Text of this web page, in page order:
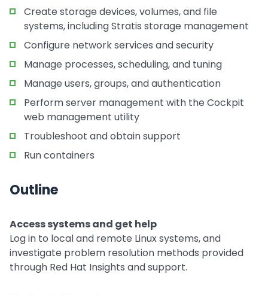
Create storage devices, volumes, and file
systems, including Stratis storage management
Configure network services and security
Manage processes, scheduling, and tuning
Manage users, groups, and authentication
Perform server management with the Cockpit
web management utility
Troubleshoot and obtain support
Run containers
Outline
Access systems and get help
Log in to local and remote Linux systems, and
investigate problem resolution methods provided
through Red Hat Insights and support.